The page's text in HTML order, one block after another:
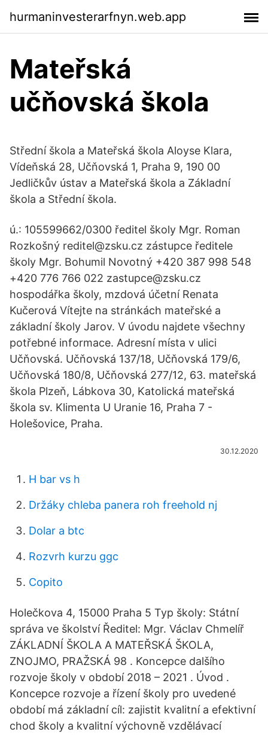
hurmaninvesterarfnyn.web.app
Mateřská
učňovská škola
Střední škola a Mateřská škola Aloyse Klara,
Vídeňská 28, Učňovská 1, Praha 9, 190 00
Jedličkův ústav a Mateřská škola a Základní
škola a Střední škola.
ú.: 105599662/0300 ředitel školy Mgr. Roman
Rozkošný reditel@zsku.cz zástupce ředitele
školy Mgr. Bohumil Novotný +420 387 998 548
+420 776 766 022 zastupce@zsku.cz
hospodářka školy, mzdová účetní Renata
Kučerová Vítejte na stránkách mateřské a
základní školy Jarov. V úvodu najdete všechny
potřebné informace. Adresní místa v ulici
Učňovská. Učňovská 137/18, Učňovská 179/6,
Učňovská 180/8, Učňovská 277/12, 63. mateřská
škola Plzeň, Lábkova 30, Katolická mateřská
škola sv. Klimenta U Uranie 16, Praha 7 -
Holešovice, Praha.
30.12.2020
H bar vs h
Držáky chleba panera roh freehold nj
Dolar a btc
Rozvrh kurzu ggc
Copito
Holečkova 4, 15000 Praha 5 Typ školy: Státní
správa ve školství Ředitel: Mgr. Václav Chmelíř
ZÁKLADNÍ ŠKOLA A MATEŘSKÁ ŠKOLA,
ZNOJMO, PRAŽSKÁ 98 . Koncepce dalšího
rozvoje školy v období 2018 – 2021 . Úvod .
Koncepce rozvoje a řízení školy pro uvedené
období má základní cíl: zajistit kvalitní a efektivní
chod školy a kvalitní výchovně vzdělávací